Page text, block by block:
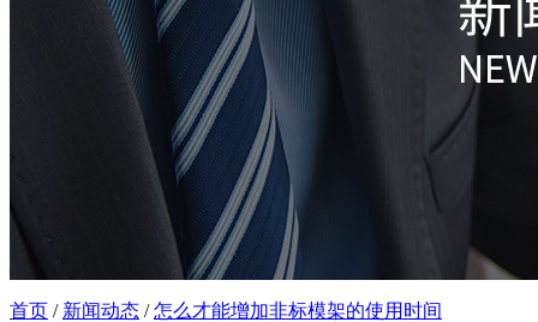
首页 / 新闻动态 /怎么才能增加非标模架的使用时间